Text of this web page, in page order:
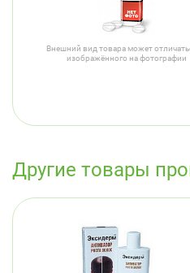
Внешний вид товара может
изображённого на фотографии
Другие товары